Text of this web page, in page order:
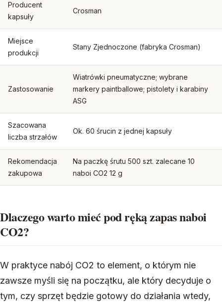
Producent
kapsuły
Crosman
Miejsce
produkcji
Stany Zjednoczone (fabryka Crosman)
Zastosowanie
Wiatrówki pneumatyczne; wybrane
markery paintballowe; pistolety i karabiny
ASG
Szacowana
liczba strzałów
Ok. 60 śrucin z jednej kapsuły
Rekomendacja
zakupowa
Na paczkę śrutu 500 szt. zalecane 10
naboi CO2 12 g
Dlaczego warto mieć pod ręką zapas naboi
CO2?
W praktyce nabój CO2 to element, o którym nie
zawsze myśli się na początku, ale który decyduje o
tym, czy sprzęt będzie gotowy do działania wtedy,